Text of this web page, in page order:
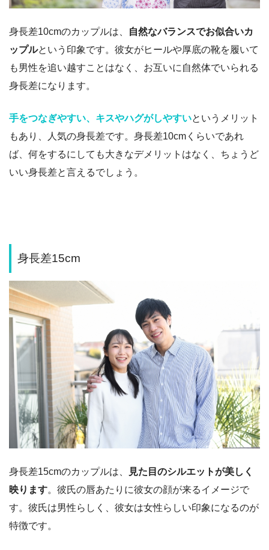
身長差10cmのカップルは、
自然なバランスでお似合いカ
ップルという印象です。彼女がヒールや厚底の靴を履いて
も男性を追い越すことはなく、お互いに自然体でいられる
身長差になります。
手をつなぎやすい、キスやハグがしやすいというメリット
もあり、人気の身長差です。 身長差10cmくらいであれ
ば、何をするにしても大きなデメリットはなく、ちょうど
いい身長差と言えるでしょう。
身長差15cm
身長差15cmのカップルは、
見た目のシルエットが美しく
映ります。彼氏の唇あたりに彼女の顔が来るイメージで
す。彼氏は男性らしく、彼女は女性らしい印象になるのが
特徴です。